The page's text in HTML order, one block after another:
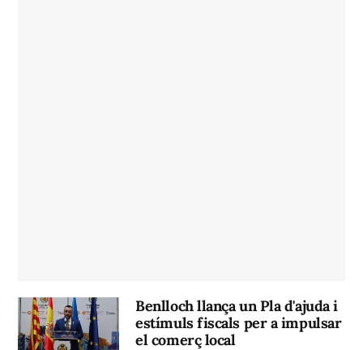
Benlloch llança un Pla d'ajuda i
estímuls fiscals per a impulsar
el comerç local